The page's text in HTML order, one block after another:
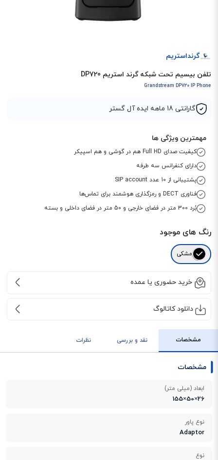
گرنداستریم
تلفن بیسیم تحت شبکه گرند استریم DP720
Grandstream DP720 IP Phone
گارانتی 18 ماهه ایده آل گستر
مهمترین ویژگی ها
کیفیت صدای Full HD هم در گوشی و هم اسپیکر
دارای کنفرانس سه طرفه
پشتیبانی از 10 عدد SIP account
فناوری DECT و رمزگذاری هوشمند برای تماس‌ها
بُرد 300 متر در فضای خارجی و 50 متر در فضای داخلی و بسته
رنگ های موجود
مشکی
خرید حضوری یا عمده
دانلود کاتالوگ
مشخصات نقد و بررسی نظرات
مشخصات
ابعاد (میلی متر)
26×50×155
نوع پاور
Adaptor
نوع